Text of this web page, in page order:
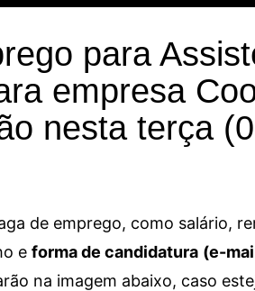
para
empresa
nesta terça
de emprego, como salário,
e forma de candidatura (e-
na imagem abaixo, caso